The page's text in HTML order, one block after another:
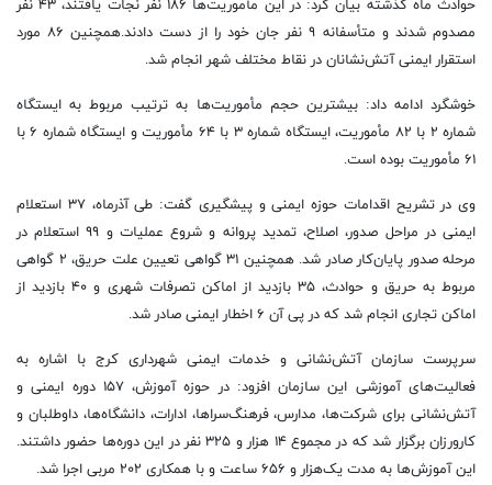
حوادث ماه گذشته بیان کرد: در این مأموریت‌ها ۱۸۶ نفر نجات یافتند، ۴۳ نفر
مصدوم شدند و متأسفانه ۹ نفر جان خود را از دست دادند.
همچنین ۸۶ مورد
استقرار ایمنی آتش‌نشانان در نقاط مختلف شهر انجام شد.
خوشگرد ادامه داد: بیشترین حجم مأموریت‌ها به ترتیب مربوط به ایستگاه
شماره ۲ با ۸۲ مأموریت، ایستگاه شماره ۳ با ۶۴ مأموریت و ایستگاه شماره ۶ با
۶۱ مأموریت بوده است.
وی در تشریح اقدامات حوزه ایمنی و پیشگیری گفت: طی آذرماه، ۳۷ استعلام
ایمنی در مراحل صدور، اصلاح، تمدید پروانه و شروع عملیات و ۹۹ استعلام در
مرحله صدور پایان‌کار صادر شد. همچنین ۳۱ گواهی تعیین علت حریق، ۲ گواهی
مربوط به حریق و حوادث، ۳۵ بازدید از اماکن تصرفات شهری و ۴۰ بازدید از
اماکن تجاری انجام شد که در پی آن ۶ اخطار ایمنی صادر شد.
سرپرست سازمان آتش‌نشانی و خدمات ایمنی شهرداری کرج با اشاره به
فعالیت‌های آموزشی این سازمان افزود: در حوزه آموزش، ۱۵۷ دوره ایمنی و
آتش‌نشانی برای شرکت‌ها، مدارس، فرهنگ‌سراها، ادارات، دانشگاه‌ها، داوطلبان و
کارورزان برگزار شد که در مجموع ۱۴ هزار و ۳۲۵ نفر در این دوره‌ها حضور داشتند.
این آموزش‌ها به مدت یک‌هزار و ۶۵۶ ساعت و با همکاری ۲۰۲ مربی اجرا شد.